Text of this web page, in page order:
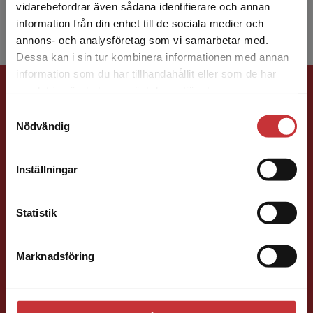
vidarebefordrar även sådana identifierare och annan
information från din enhet till de sociala medier och
annons- och analysföretag som vi samarbetar med.
Dessa kan i sin tur kombinera informationen med annan
information som du har tillhandahållit eller som de har
Nödvändig
Inställningar
Statistik
Marknadsföring
Begränsad fraktregion
Det verkar som att du besöker
studentlitteratur.se via en enhet utanför Sverige.
Vi erbjuder inte leveranser utanför Sverige. För
att kunna slutföra ett köp måste
på Notti...
Förlagskontakt